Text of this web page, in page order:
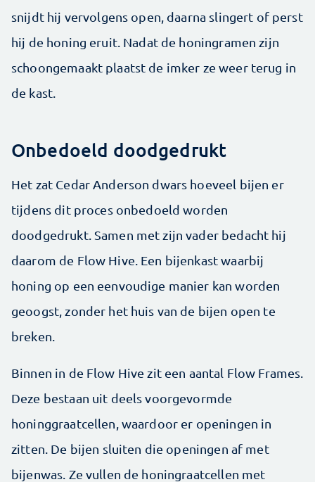
snijdt hij vervolgens open, daarna slingert of perst
hij de honing eruit. Nadat de honingramen zijn
schoongemaakt plaatst de imker ze weer terug in
de kast.
Onbedoeld doodgedrukt
Het zat Cedar Anderson dwars hoeveel bijen er
tijdens dit proces onbedoeld worden
doodgedrukt. Samen met zijn vader bedacht hij
daarom de Flow Hive. Een bijenkast waarbij
honing op een eenvoudige manier kan worden
geoogst, zonder het huis van de bijen open te
breken.
Binnen in de Flow Hive zit een aantal Flow Frames.
Deze bestaan uit deels voorgevormde
honinggraatcellen, waardoor er openingen in
zitten. De bijen sluiten die openingen af met
bijenwas. Ze vullen de honingraatcellen met